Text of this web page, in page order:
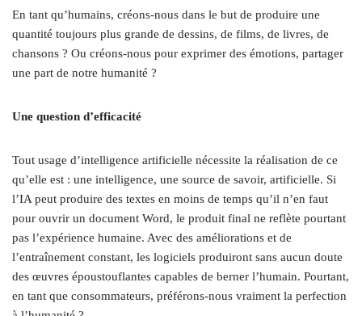
En tant qu’humains, créons-nous dans le but de produire une
quantité toujours plus grande de dessins, de films, de livres, de
chansons ? Ou créons-nous pour exprimer des émotions, partager
une part de notre humanité ?
Une question d’efficacité
Tout usage d’intelligence artificielle nécessite la réalisation de ce
qu’elle est : une intelligence, une source de savoir, artificielle. Si
l’IA peut produire des textes en moins de temps qu’il n’en faut
pour ouvrir un document Word, le produit final ne reflète pourtant
pas l’expérience humaine. Avec des améliorations et de
l’entraînement constant, les logiciels produiront sans aucun doute
des œuvres époustouflantes capables de berner l’humain. Pourtant,
en tant que consommateurs, préférons-nous vraiment la perfection